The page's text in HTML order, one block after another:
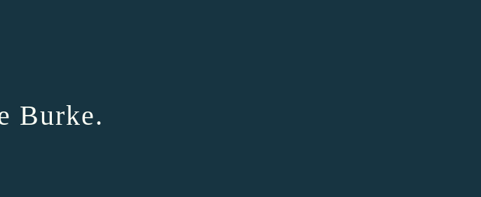
Burke.